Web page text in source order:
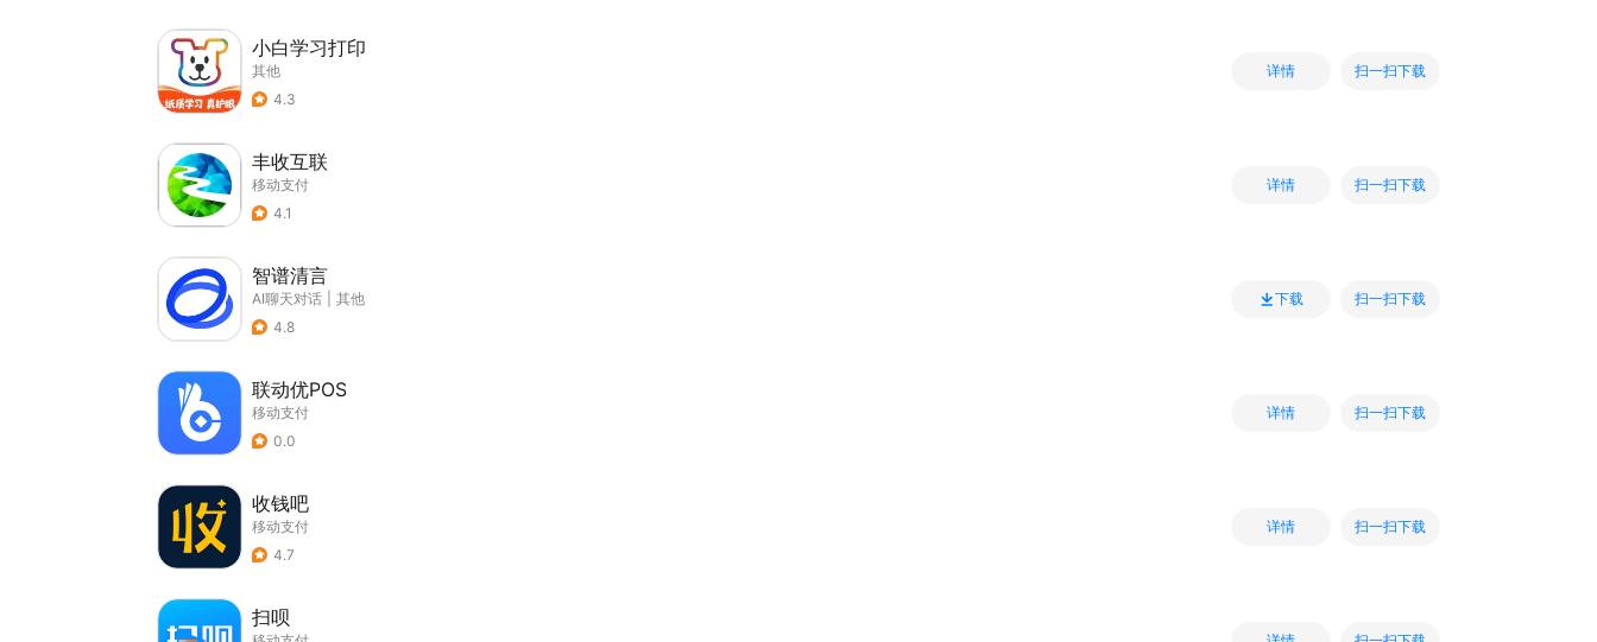
小白学习打印
其他
4.3
详情 扫一扫下载
丰收互联
移动支付
4.1
详情 扫一扫下载
智谱清言
AI聊天对话
其他
4.8
下载 扫一扫下载
联动优POS
移动支付
0.0
详情 扫一扫下载
收钱吧
移动支付
4.7
详情 扫一扫下载
扫呗